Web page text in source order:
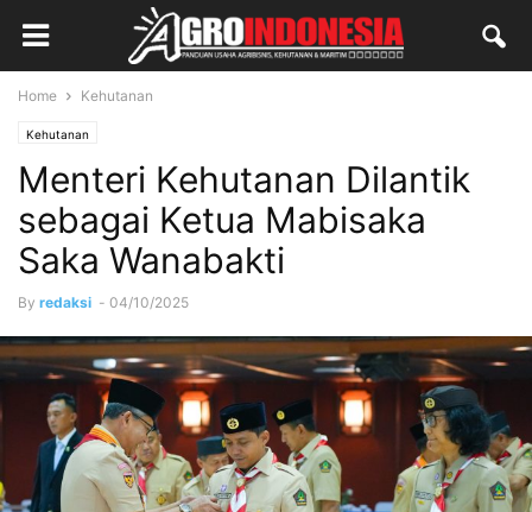
Home Kehutanan
Kehutanan
Menteri Kehutanan Dilantik
sebagai Ketua Mabisaka
Saka Wanabakti
By redaksi - 04/10/2025